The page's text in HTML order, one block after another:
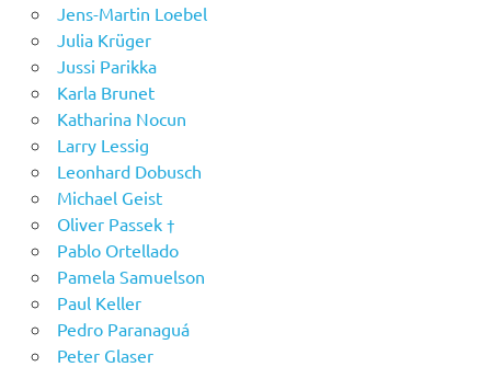
Jens-Martin Loebel
Julia Krüger
Jussi Parikka
Karla Brunet
Katharina Nocun
Larry Lessig
Leonhard Dobusch
Michael Geist
Oliver Passek †
Pablo Ortellado
Pamela Samuelson
Paul Keller
Pedro Paranaguá
Peter Glaser